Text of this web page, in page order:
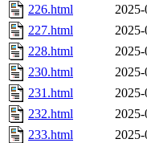
226.html
227.html
228.html
230.html
231.html
232.html
233.html